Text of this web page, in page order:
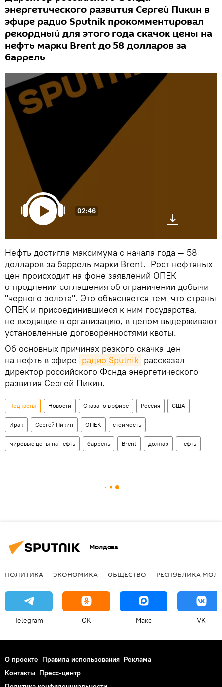
энергетического развития Сергей Пикин в
эфире радио Sputnik прокомментировал
рекордный для этого года скачок цены на
нефть марки Brent до 58 долларов за
баррель
02:46
Нефть достигла максимума с начала года — 58
долларов за баррель марки Brent. Рост нефтяных
цен происходит на фоне заявлений ОПЕК
о продлении соглашения об ограничении добычи
"черного золота". Это объясняется тем, что страны
ОПЕК и присоединившиеся к ним государства,
не входящие в организацию, в целом выдерживают
установленные договоренностями квоты.
Об основных причинах резкого скачка цен
на нефть в эфире радио Sputnik рассказал
директор российского Фонда энергетического
развития Сергей Пикин.
Подкасты Новости Сказано в эфире Россия США
Ирак Сергей Пикин ОПЕК стоимость
мировые цены на нефть баррель Brent доллар нефть
Молдова
ПОЛИТИКА ЭКОНОМИКА ОБЩЕСТВО РЕСПУБЛИКА
Telegram OK Макс VK
О проекте Правила использования Реклама
Контакты Пресс-центр